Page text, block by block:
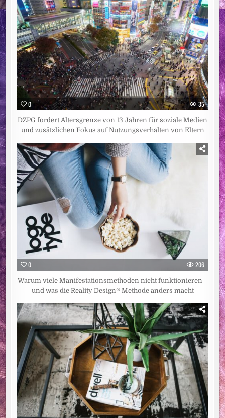
0 35
DZPG fordert Altersgrenze von 13 Jahren für soziale Medien
und zusätzlichen Fokus auf Nutzungsverhalten von Eltern
0 206
Warum viele Manifestationsmethoden nicht funktionieren –
und was die Reality Design® Methode anders macht